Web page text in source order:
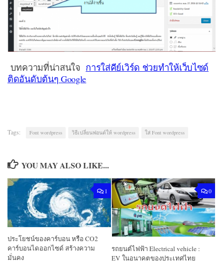
บทความที่น่าสนใจ การใส่คีย์เวิร์ด ช่วยทำให้เว็บไซด์
ติดอันดับต้นๆ Google
Tags: Font wordpress วิธีเปลี่ยนฟอนต์ให้ wordpress ใส่ Font wordpress
YOU MAY ALSO LIKE...
1
ประโยชน์ของคาร์บอน หรือ CO2
คาร์บอนไดออกไซด์ สร้างความ
มั่นคง
0
รถยนต์ไฟฟ้า Electrical vehicle :
EV ในอนาคตของประเทศไทย